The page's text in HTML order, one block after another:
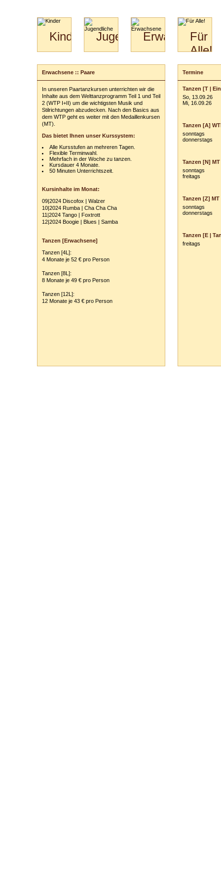
Kinder
Kids
&
Kiga-
Kids
3-
6
JugendlicheErwachsene
Specials
Paare
Hochzeitstanzkurs
Für
Alle!
Bilder
Download
Video
Partner
Erwachsene :: Paare
In unseren Paartanzkursen unterrichten wir die
Inhalte aus dem Welttanzprogramm Teil 1 und Teil
2 (WTP I+II) um die wichtigsten Musik und
Stilrichtungen abzudecken. Nach den Basics aus
dem WTP geht es weiter mit den Medaillenkursen
(MT).
Das bietet Ihnen unser Kurssystem:
Alle Kursstufen an mehreren Tagen.
Flexible Terminwahl.
Mehrfach in der Woche zu tanzen.
Kursdauer 4 Monate.
50 Minuten Unterrichtszeit.
Kursinhalte im Monat:
09|2024 Discofox | Walzer
10|2024 Rumba | Cha Cha Cha
11|2024 Tango | Foxtrott
12|2024 Boogie | Blues | Samba
Tanzen [Erwachsene]
Tanzen [4L]:
4 Monate je 52 € pro Person
Tanzen [8L]:
8 Monate je 49 € pro Person
Tanzen [12L]:
12 Monate je 43 € pro Person
Termine
Tanzen [T |
So, 13.09.26
Mi, 16.09.26
Tanzen [A]
sonntags
donnerstags
Tanzen [N] MT
sonntags
freitags
Tanzen [Z] MT
sonntags
donnerstags
Tanzen [E |
freitags
Anmeldung
Ihr Kurs:
Ihre
Vor- und
PLZ/
E-Mail-
Anschrift: